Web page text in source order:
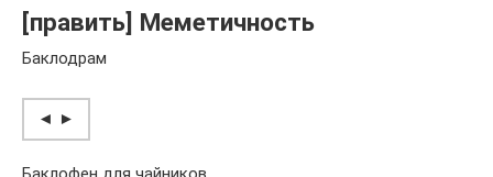
[править] Меметичность
Баклодрам
◄ ►